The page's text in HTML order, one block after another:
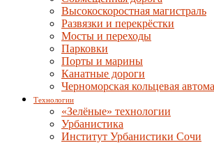
Высокоскоростная магистраль
Развязки и перекрёстки
Мосты и переходы
Парковки
Порты и марины
Канатные дороги
Черноморская кольцевая
Технологии
«Зелёные» технологии
Урбанистика
Институт Урбанистики Сочи